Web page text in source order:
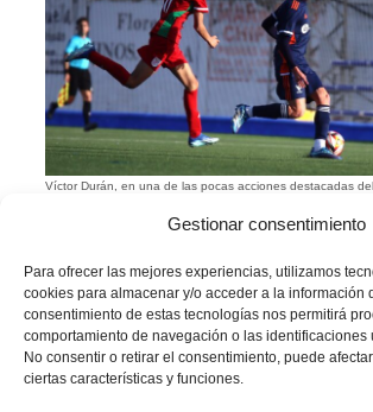
Gestionar consentimiento
Para ofrecer las mejores experiencias, utilizamos
cookies para almacenar y/o acceder a la información
consentimiento de estas tecnologías nos permitirá
comportamiento de navegación o las identificaciones
No consentir o retirar el consentimiento, puede
ciertas características y funciones.
Víctor Durán, en una de las pocas acciones destacadas
El equipo dominaba pero faltaba profundidad. Los
Beñat y Rubén Mora, en los